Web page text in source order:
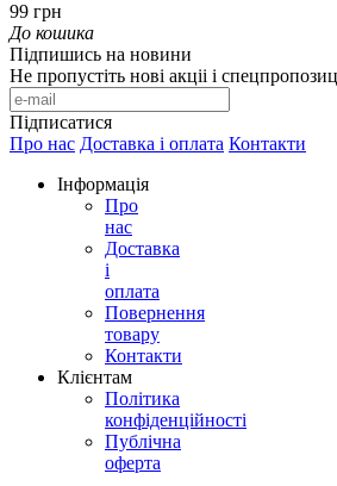
99 грн
До кошика
Підпишись на новини
Не пропустіть нові акціі і
Підписатися
Про нас Доставка і оплата Контакти
Інформація
Про
нас
Доставка
і
оплата
Повернення
товару
Контакти
Клієнтам
Політика
конфіденційності
Публічна
оферта